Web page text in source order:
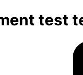
test